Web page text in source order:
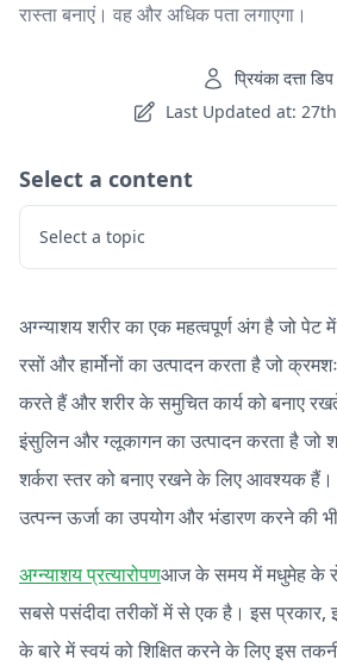
रास्ता बनाएं। वह और अधिक पता लगाएगा।
प्रियंका दत्ता डिप
Last Updated at:
Select a content
Select a topic
अग्न्याशय शरीर का एक महत्वपूर्ण अंग है जो पेट
रसों और हार्मोनों का उत्पादन करता है जो
करते हैं और शरीर के समुचित कार्य को बनाए
इंसुलिन और ग्लूकागन का उत्पादन करता है जो
शर्करा स्तर को बनाए रखने के लिए आवश्यक
उत्पन्न ऊर्जा का उपयोग और भंडारण करने की
अग्न्याशय प्रत्यारोपणआज के समय में मधुमेह के
सबसे पसंदीदा तरीकों में से एक है। इस
के बारे में स्वयं को शिक्षित करने के लिए इस